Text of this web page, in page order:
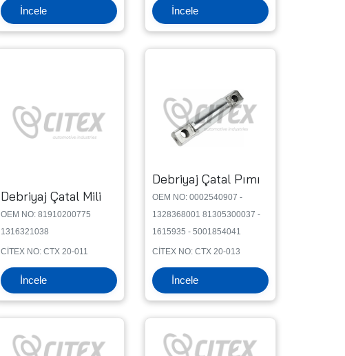
İncele İncele
Debriyaj Çatal Mili
OEM NO: 81910200775
1316321038
CİTEX NO: CTX 20-011
İncele
Debriyaj Çatal Pımı
OEM NO: 0002540907 -
1328368001 81305300037 -
1615935 - 5001854041
CİTEX NO: CTX 20-013
İncele